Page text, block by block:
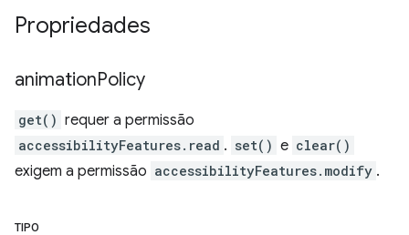
Propriedades
animationPolicy
get() requer a permissão
accessibilityFeatures.read . set() e clear()
exigem a permissão accessibilityFeatures.modify .
TIPO